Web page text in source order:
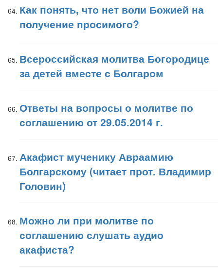
Как понять, что нет воли Божией на
получение просимого?
Всероссийская молитва Богородице
за детей вместе с Болгаром
Ответы на вопросы о молитве по
соглашению от 29.05.2014 г.
Акафист мученику Авраамию
Болгарскому (читает прот. Владимир
Головин)
Можно ли при молитве по
соглашению слушать аудио
акафиста?